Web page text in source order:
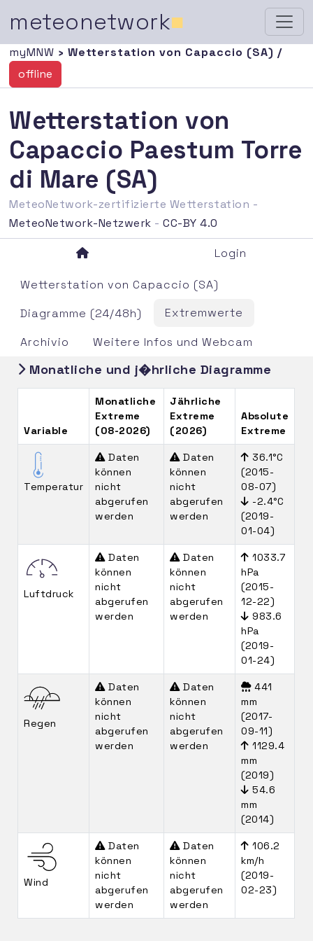
meteonetwork■
myMNW › Wetterstation von Capaccio (SA) /
offline
Wetterstation von
Capaccio Paestum Torre
di Mare (SA)
MeteoNetwork-zertifizierte Wetterstation -
MeteoNetwork-Netzwerk -CC-BY 4.0
Login
Wetterstation von Capaccio (SA)
Diagramme (24/48h)
Extremwerte
Archivio
Weitere Infos und Webcam
Monatliche und j�hrliche Diagramme
Variable
Monatliche
Extreme
(08-2026)
Jährliche
Extreme
(2026)
Absolute
Extreme
Temperatur
Daten
können
nicht
abgerufen
werden
Daten
können
nicht
abgerufen
werden
36.1°C
(2015-
08-07)
-2.4°C
(2019-
01-04)
Luftdruck
Daten
können
nicht
abgerufen
werden
Daten
können
nicht
abgerufen
werden
1033.7
hPa
(2015-
12-22)
983.6
hPa
(2019-
01-24)
Regen
Daten
können
nicht
abgerufen
werden
Daten
können
nicht
abgerufen
werden
441
mm
(2017-
09-11)
1129.4
mm
(2019)
54.6
mm
(2014)
Wind
Daten
können
nicht
abgerufen
werden
Daten
können
nicht
abgerufen
werden
106.2
km/h
(2019-
02-23)